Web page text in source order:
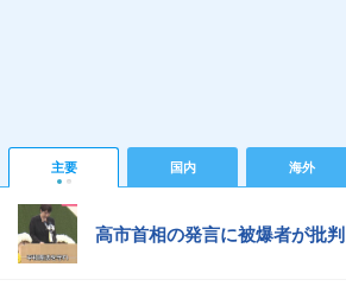
主要 国内 海外
高市首相の発言に被爆者が批判